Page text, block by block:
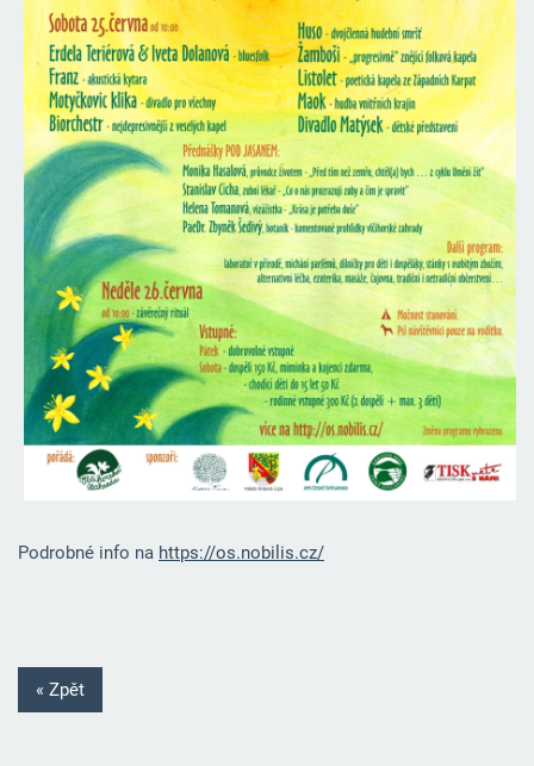
Podrobné info na https://os.nobilis.cz/
« Zpět